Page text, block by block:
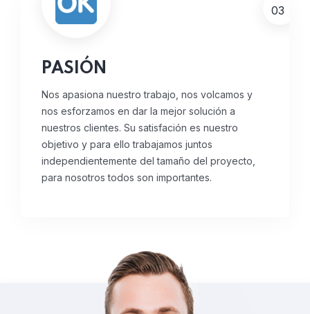
03
PASIÓN
Nos apasiona nuestro trabajo, nos volcamos y
nos esforzamos en dar la mejor solución a
nuestros clientes. Su satisfación es nuestro
objetivo y para ello trabajamos juntos
independientemente del tamaño del proyecto,
para nosotros todos son importantes.